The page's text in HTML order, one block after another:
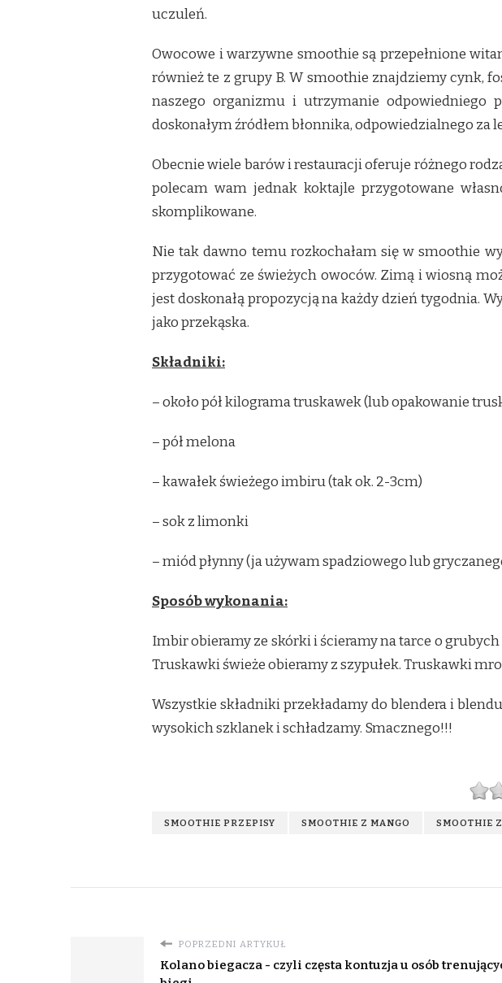
uczuleń.
Owocowe i warzywne smoothie są przepełnione
również te z grupy B. W smoothie znajdziemy cynk,
naszego organizmu i utrzymanie
doskonałym źródłem błonnika, odpowiedzialnego za
Obecnie wiele barów i restauracji oferuje różnego
polecam wam jednak koktajle przygotowane
skomplikowane.
Nie tak dawno temu rozkochałam się w smoothie
przygotować ze świeżych owoców. Zimą i wiosną
jest doskonałą propozycją na każdy dzień tygodnia.
jako przekąska.
Składniki:
– około pół kilograma truskawek (lub opakowanie
– pół melona
– kawałek świeżego imbiru (tak ok. 2-3cm)
– sok z limonki
– miód płynny (ja używam spadziowego lub
Sposób wykonania:
Imbir obieramy ze skórki i ścieramy na tarce o
Truskawki świeże obieramy z szypułek. Truskawki
Wszystkie składniki przekładamy do blendera i
wysokich szklanek i schładzamy. Smacznego!!!
SMOOTHIE PRZEPISY SMOOTHIE Z MANGO SMOOTHIE
POPRZEDNI ARTYKUŁ
Kolano biegacza - czyli częsta kontuzja u osób